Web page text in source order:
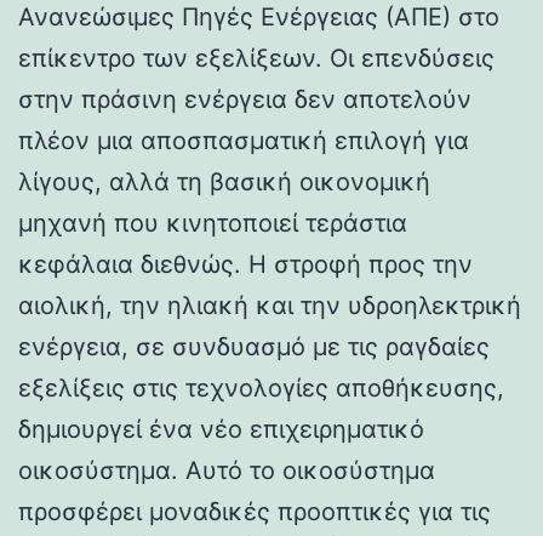
Ανανεώσιμες Πηγές Ενέργειας (ΑΠΕ) στο
επίκεντρο των εξελίξεων. Οι επενδύσεις
στην πράσινη ενέργεια δεν αποτελούν
πλέον μια αποσπασματική επιλογή για
λίγους, αλλά τη βασική οικονομική
μηχανή που κινητοποιεί τεράστια
κεφάλαια διεθνώς. Η στροφή προς την
αιολική, την ηλιακή και την υδροηλεκτρική
ενέργεια, σε συνδυασμό με τις ραγδαίες
εξελίξεις στις τεχνολογίες αποθήκευσης,
δημιουργεί ένα νέο επιχειρηματικό
οικοσύστημα. Αυτό το οικοσύστημα
προσφέρει μοναδικές προοπτικές για τις